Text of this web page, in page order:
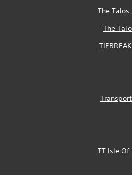
The
The
TT Isle Of